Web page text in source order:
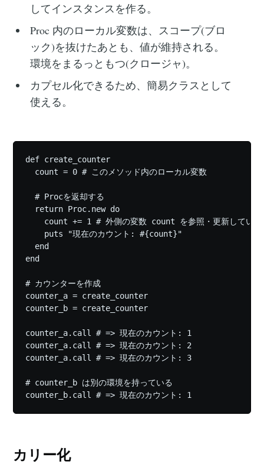
してインスタンスを作る。
Proc 内のローカル変数は、スコープ(ブロ
ック)を抜けたあとも、値が維持される。
環境をまるっともつ(クロージャ)。
カプセル化できるため、簡易クラスとして
使える。
def create_counter
  count = 0 # このメソッド内のローカル変数
  # Procを返却する
  return Proc.new do
    count += 1 # 外側の変数 count を参照・更新している
    puts "現在のカウント: #{count}"
  end
end
# カウンターを作成
counter_a = create_counter
counter_b = create_counter
counter_a.call # => 現在のカウント: 1
counter_a.call # => 現在のカウント: 2
counter_a.call # => 現在のカウント: 3
# counter_b は別の環境を持っている
カリー化